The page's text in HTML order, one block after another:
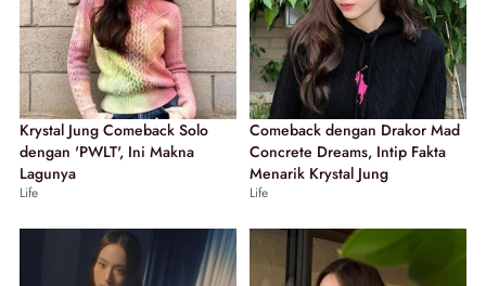
Krystal Jung Comeback Solo
dengan 'PWLT', Ini Makna
Lagunya
Life
Comeback dengan Drakor Mad
Concrete Dreams, Intip Fakta
Menarik Krystal Jung
Life